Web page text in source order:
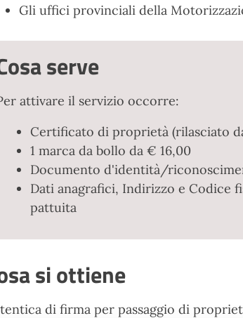
Gli uffici provinciali della
serve
attivare il servizio occorre:
Certificato di proprietà (rilasciato
1 marca da bollo da € 16,00
Documento d'identità/
Dati anagrafici, Indirizzo e Codice
pattuita
si ottiene
di firma per passaggio di